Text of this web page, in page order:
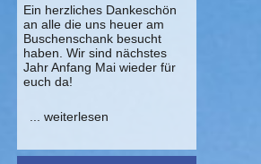
Ein herzliches Dankeschön
an alle die uns heuer am
Buschenschank besucht
haben. Wir sind nächstes
Jahr Anfang Mai wieder für
euch da!
... weiterlesen